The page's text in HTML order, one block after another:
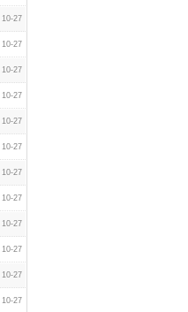
10-27
10-27
10-27
10-27
10-27
10-27
10-27
10-27
10-27
10-27
10-27
10-27